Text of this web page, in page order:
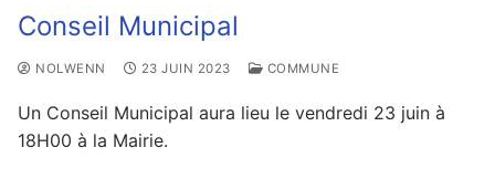
Conseil Municipal
NOLWENN 23 JUIN 2023 COMMUNE
Un Conseil Municipal aura lieu le vendredi 23 juin à
18H00 à la Mairie.